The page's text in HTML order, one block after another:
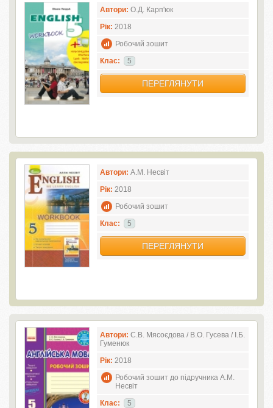
Автори: О.Д. Карп'юк
Рік: 2018
Робочий зошит
Клас:
5
ПЕРЕГЛЯНУТИ
Автори: А.М. Несвіт
Рік: 2018
Робочий зошит
Клас:
5
ПЕРЕГЛЯНУТИ
Автори: С.В. Мясоєдова / В.О. Гусева / І.Б.
Гуменюк
Рік: 2018
Робочий зошит до підручника А.М.
Несвіт
Клас:
5